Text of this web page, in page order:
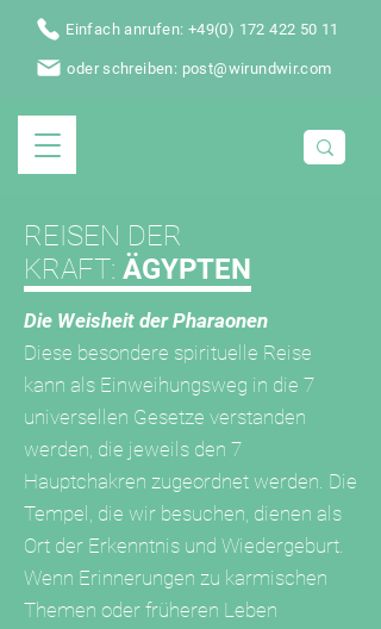
Einfach anrufen: +49(0) 172 422 50 11
oder schreiben: post@wirundwir.com
REISEN DER
KRAFT: ÄGYPTEN
Die Weisheit der Pharaonen
Diese besondere spirituelle Reise
kann als Einweihungsweg in die 7
universellen Gesetze verstanden
werden, die jeweils den 7
Hauptchakren zugeordnet werden. Die
Tempel, die wir besuchen, dienen als
Ort der Erkenntnis und Wiedergeburt.
Wenn Erinnerungen zu karmischen
Themen oder früheren Leben